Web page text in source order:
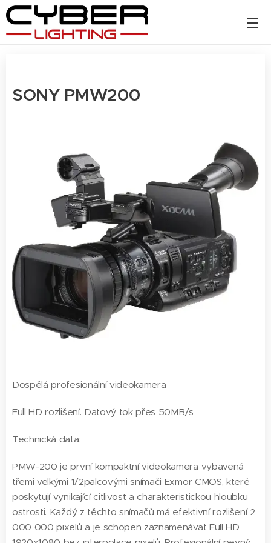
SONY PMW200
Dospělá profesionální videokamera
Full HD rozlišení. Datový tok přes 50MB/s
Technická data:
PMW-200 je první kompaktní videokamera vybavená
třemi velkými 1/2palcovými snímači Exmor CMOS, které
poskytují vynikající citlivost a charakteristickou hloubku
ostrosti. Každý z těchto snímačů má efektivní rozlišení 2
000 000 pixelů a je schopen zaznamenávat Full HD